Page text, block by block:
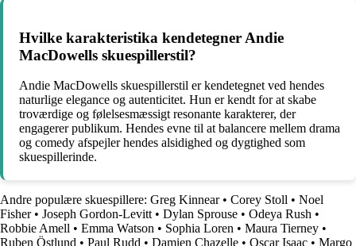
Hvilke karakteristika kendetegner Andie
MacDowells skuespillerstil?
Andie MacDowells skuespillerstil er kendetegnet ved hendes
naturlige elegance og autenticitet. Hun er kendt for at skabe
troværdige og følelsesmæssigt resonante karakterer, der
engagerer publikum. Hendes evne til at balancere mellem drama
og comedy afspejler hendes alsidighed og dygtighed som
skuespillerinde.
Andre populære skuespillere: Greg Kinnear• Corey Stoll • Noel
Fisher• Joseph Gordon-Levitt• Dylan Sprouse • Odeya Rush •
Robbie Amell • Emma Watson • Sophia Loren • Maura Tierney •
Ruben Östlund • Paul Rudd • Damien Chazelle • Oscar Isaac • Margo